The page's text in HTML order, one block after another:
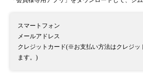
スマートフォン
メールアドレス
クレジットカード(※お支払い方法はクレジッ
ます。)